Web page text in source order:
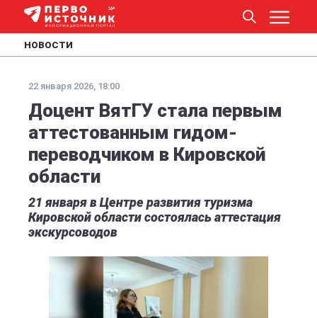
НОВОСТИ
22 января 2026, 18:00
Доцент ВятГУ стала первым
аттестованным гидом-
переводчиком в Кировской
области
21 января в Центре развития туризма
Кировской области состоялась аттестация
экскурсоводов